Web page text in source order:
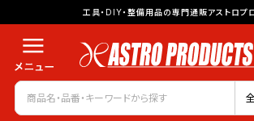
工具・DIY・整備用品の専門通販アストロプ